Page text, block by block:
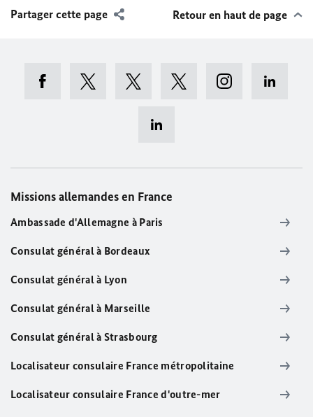
Partager cette page Retour en haut de page
Missions allemandes en France
Ambassade d'Allemagne à Paris
Consulat général à Bordeaux
Consulat général à Lyon
Consulat général à Marseille
Consulat général à Strasbourg
Localisateur consulaire France métropolitaine
Localisateur consulaire France d'outre-mer